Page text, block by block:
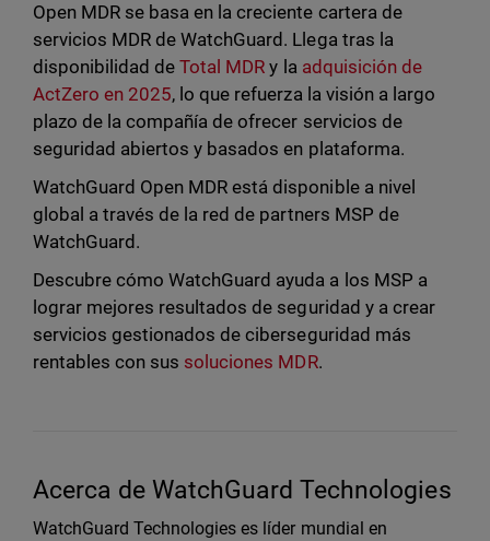
Open MDR se basa en la creciente cartera de
servicios MDR de WatchGuard. Llega tras la
disponibilidad deTotal MDR y la adquisición de
ActZero en 2025, lo que refuerza la visión a largo
plazo de la compañía de ofrecer servicios de
seguridad abiertos y basados en plataforma.
WatchGuard Open MDR está disponible a nivel
global a través de la red de partners MSP de
WatchGuard.
Descubre cómo WatchGuard ayuda a los MSP a
lograr mejores resultados de seguridad y a crear
servicios gestionados de ciberseguridad más
rentables con sus soluciones MDR.
Acerca de WatchGuard Technologies
WatchGuard Technologies es líder mundial en